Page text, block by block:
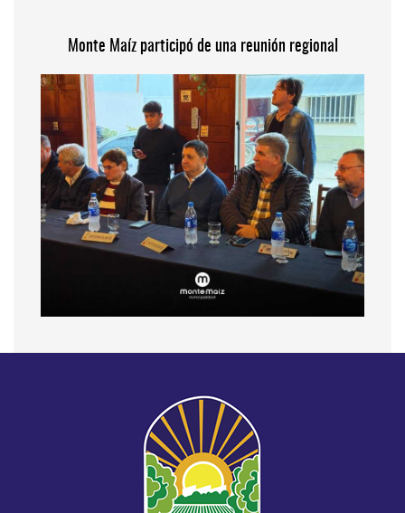
Monte Maíz participó de una reunión regional